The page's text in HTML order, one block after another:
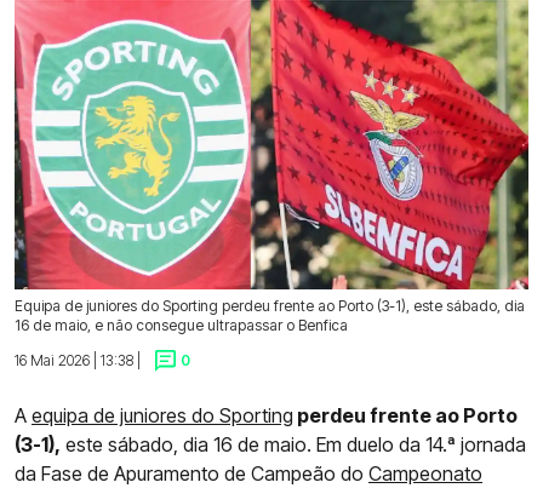
Equipa de juniores do Sporting perdeu frente ao Porto (3-1), este sábado, dia
16 de maio, e não consegue ultrapassar o Benfica
16 Mai 2026 | 13:38 |
0
A equipa de juniores do Sporting perdeu frente ao Porto
(3-1), este sábado, dia 16 de maio. Em duelo da 14.ª jornada
da Fase de Apuramento de Campeão do Campeonato